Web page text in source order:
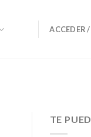
ACCEDER
TE